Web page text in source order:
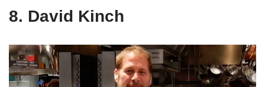
8. David Kinch